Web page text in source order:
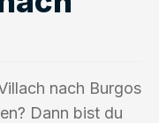
nach Burgos
Dann bist du